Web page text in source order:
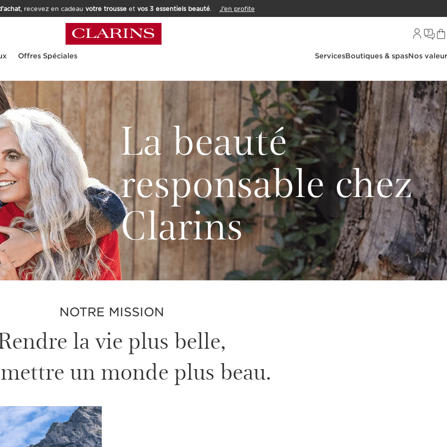
, recevez en cadeau votre trousseet vos 3 essentiels beauté. J’en profite
Offres Spéciales ServicesBoutiques & spasNos
La beauté
responsable chez
Clarins
NOTRE MISSION
la vie plus belle,
un monde plus beau.